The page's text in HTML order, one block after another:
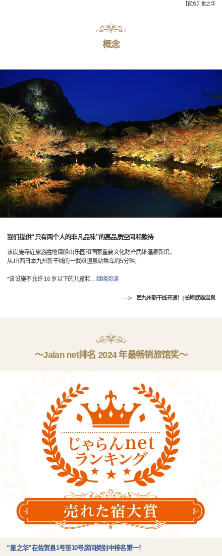
【官方】星之华
概念
我们提供“只有两个人的非凡品味”的高品质空间和款待
该设施靠近旅游胜地御船山乐园和国家重要文化财产武雄温泉新馆。
从JR西日本九州新干线的一武雄温泉站乘车约5分钟。
*该设施不允许 16 岁以下的儿童和…继续阅读
西九州新干线开通！| 长崎武雄温泉
～Jalan net排名 2024 年最畅销旅馆奖～
“星之华”在佐贺县1号至10号房间类别中排名第一！